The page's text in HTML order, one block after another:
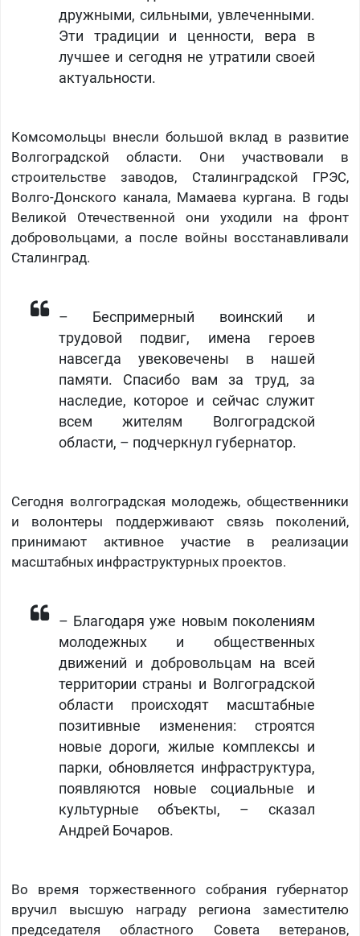
дружными, сильными, увлеченными.
Эти традиции и ценности, вера в
лучшее и сегодня не утратили своей
актуальности.
Комсомольцы внесли большой вклад в развитие
Волгоградской области. Они участвовали в
строительстве заводов, Сталинградской ГРЭС,
Волго-Донского канала, Мамаева кургана. В годы
Великой Отечественной они уходили на фронт
добровольцами, а после войны восстанавливали
Сталинград.
– Беспримерный воинский и
трудовой подвиг, имена героев
навсегда увековечены в нашей
памяти. Спасибо вам за труд, за
наследие, которое и сейчас служит
всем жителям Волгоградской
области, – подчеркнул губернатор.
Сегодня волгоградская молодежь, общественники
и волонтеры поддерживают связь поколений,
принимают активное участие в реализации
масштабных инфраструктурных проектов.
– Благодаря уже новым поколениям
молодежных и общественных
движений и добровольцам на всей
территории страны и Волгоградской
области происходят масштабные
позитивные изменения: строятся
новые дороги, жилые комплексы и
парки, обновляется инфраструктура,
появляются новые социальные и
культурные объекты, – сказал
Андрей Бочаров.
Во время торжественного собрания губернатор
вручил высшую награду региона заместителю
председателя областного Совета ветеранов,